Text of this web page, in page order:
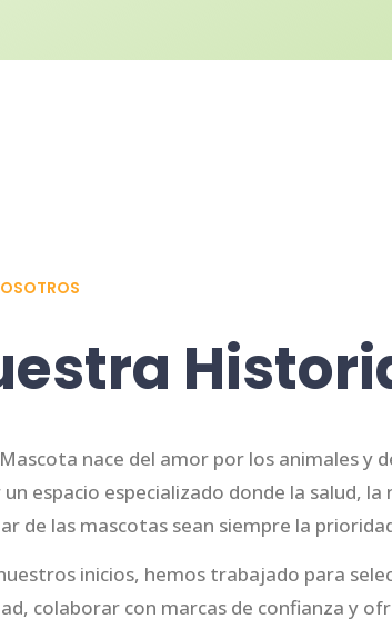
nace del amor por los animales y
espacio especializado donde la salud, la
de las mascotas sean siempre la
inicios, hemos trabajado para
colaborar con marcas de confianza y